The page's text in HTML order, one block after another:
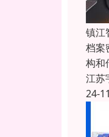
镇江
档案
构和
江苏
24-